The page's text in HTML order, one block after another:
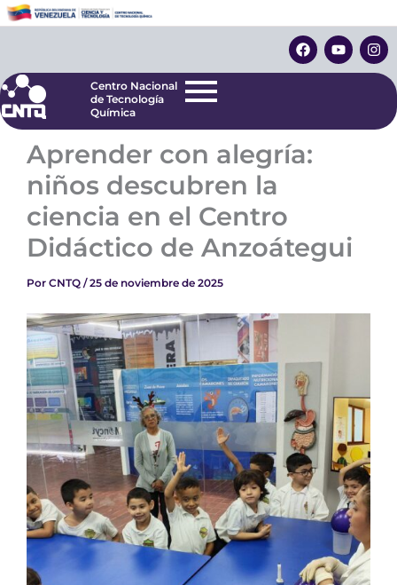
al
F
a
c
o
Y
o
u
e
I
n
s
r
Centro Nacional
de Tecnología
Centro Nacional
de Tecnología
Química
Aprender con alegría:
niños descubren la
ciencia en el Centro
Didáctico de Anzoátegui
Por CNTQ /25 de noviembre de 2025